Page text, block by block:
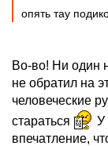
опять тау
Во-во! Ни один
не обратил на
человеческие
стараться
У
впечатление,